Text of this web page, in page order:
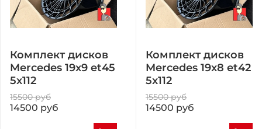
Комплект дисков
Mercedes 19x9 et45
5x112
15500 руб
14500 руб
Комплект дисков
Mercedes 19x8 et42
5x112
15500 руб
14500 руб